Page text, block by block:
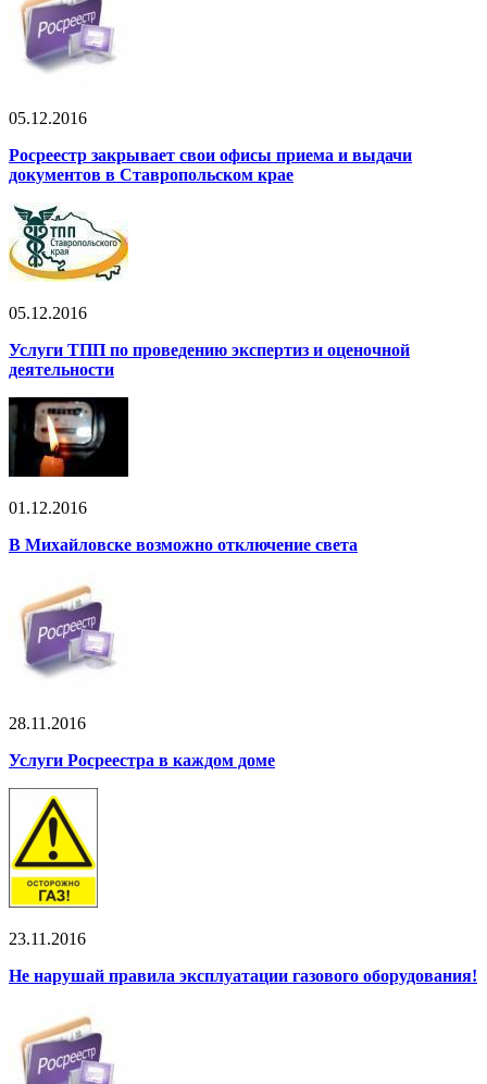
05.12.2016
Росреестр закрывает свои офисы приема и выдачи
документов в Ставропольском крае
05.12.2016
Услуги ТПП по проведению экспертиз и оценочной
деятельности
01.12.2016
В Михайловске возможно отключение света
28.11.2016
Услуги Росреестра в каждом доме
23.11.2016
Не нарушай правила эксплуатации газового оборудования!